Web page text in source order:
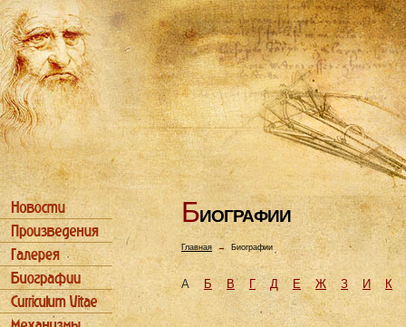
БИОГРАФИИ
Главная→ Биографии
АБ В Г Д Е Ж З И К